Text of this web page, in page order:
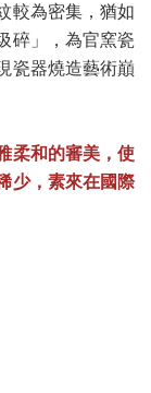
較為密集，猶如
碎」，為官窯瓷
瓷器燒造藝術巔
柔和的審美，使
少，素來在國際